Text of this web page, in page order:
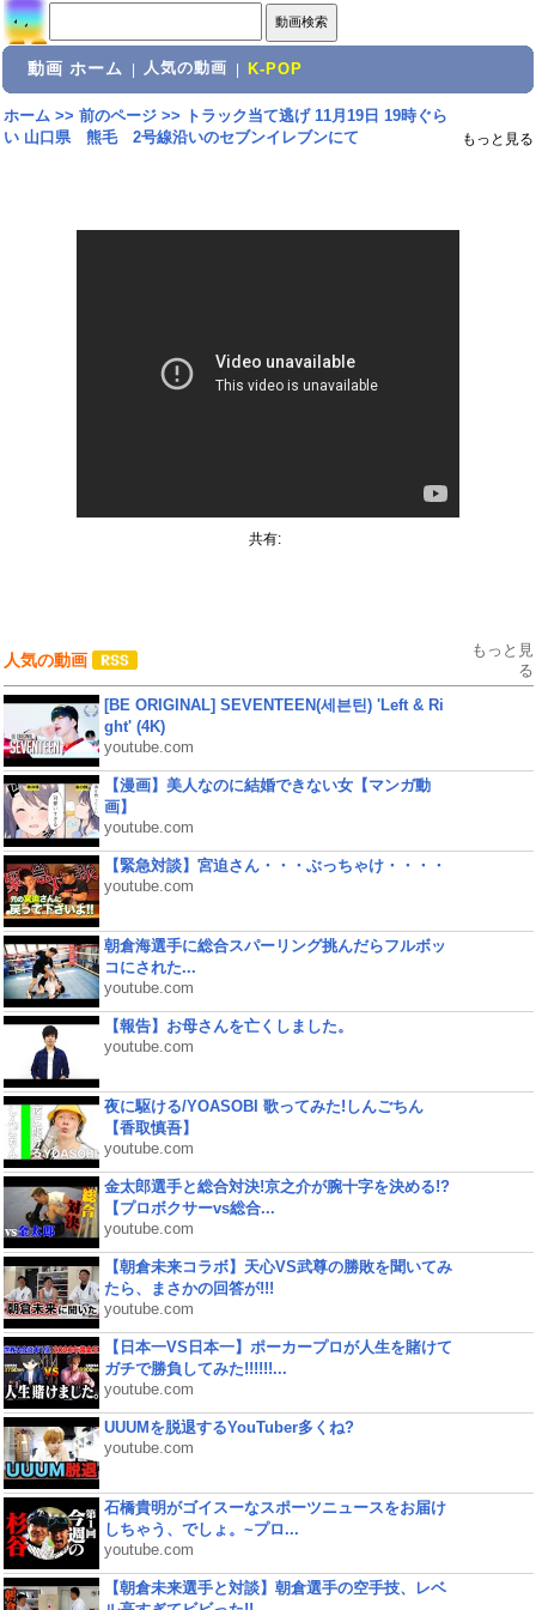
動画 ホーム 人気の動画 K-POP
ホーム>> 前のページ>>
トラック当て逃げ 11月19日 19時ぐら
い 山口県 熊毛 2号線沿いのセブンイレブンにて
もっと見る
共有:
人気の動画
もっと見
る
[BE ORIGINAL] SEVENTEEN(세븐틴) 'Left & Ri
ght' (4K)
youtube.com
【漫画】美人なのに結婚できない女【マンガ動
画】
youtube.com
【緊急対談】宮迫さん・・・ぶっちゃけ・・・・
youtube.com
朝倉海選手に総合スパーリング挑んだらフルボッ
コにされた...
youtube.com
【報告】お母さんを亡くしました。
youtube.com
夜に駆ける/YOASOBI 歌ってみた!しんごちん
【香取慎吾】
youtube.com
金太郎選手と総合対決!京之介が腕十字を決める!?
【プロボクサーvs総合...
youtube.com
【朝倉未来コラボ】天心VS武尊の勝敗を聞いてみ
たら、まさかの回答が!!!
youtube.com
【日本一VS日本一】ポーカープロが人生を賭けて
ガチで勝負してみた!!!!!!...
youtube.com
UUUMを脱退するYouTuber多くね?
youtube.com
石橋貴明がゴイスーなスポーツニュースをお届け
しちゃう、でしょ。~プロ...
youtube.com
【朝倉未来選手と対談】朝倉選手の空手技、レベ